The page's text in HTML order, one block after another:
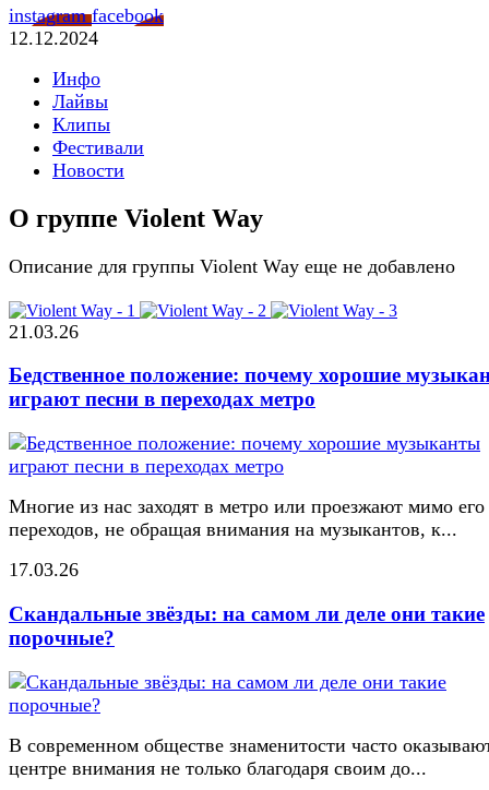
instagramfacebook
12.12.2024
Инфо
Лайвы
Клипы
Фестивали
Новости
О группе Violent Way
Описание для группы Violent Way еще не добавлено
21.03.26
Бедственное положение: почему хорошие
играют песни в переходах метро
Многие из нас заходят в метро или проезжают мимо его
переходов, не обращая внимания на музыкантов, к...
17.03.26
Скандальные звёзды: на самом ли деле они такие
порочные?
В современном обществе знаменитости часто
центре внимания не только благодаря своим до...